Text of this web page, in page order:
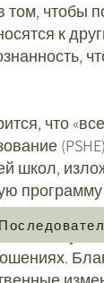
чтобы
к
что
школ,
и
частью